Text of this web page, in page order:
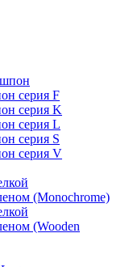
серия F
серия K
серия L
серия S
серия V
(Monochrome)
(Wooden